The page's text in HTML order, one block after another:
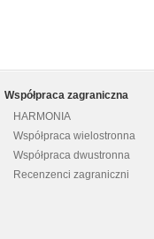
Współpraca zagraniczna
HARMONIA
Współpraca wielostronna
Współpraca dwustronna
Recenzenci zagraniczni